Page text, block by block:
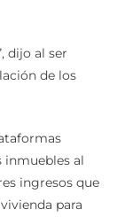
dijo al ser
de los
inmuebles al
ingresos que
para